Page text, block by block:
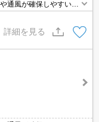
通風が確保しやすい戸
ふれる暮らしをしてみ
詳細を見る